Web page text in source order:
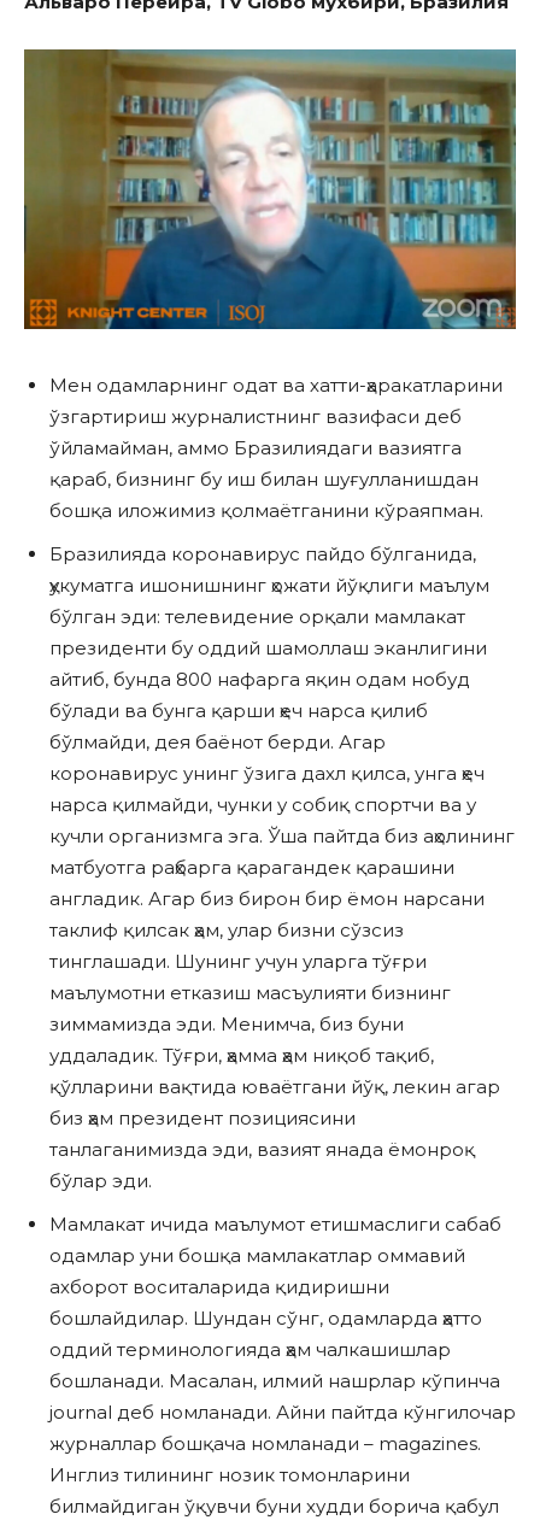
Мен одамларнинг одат ва хатти-ҳаракатларини
ўзгартириш журналистнинг вазифаси деб
ўйламайман, аммо Бразилиядаги вазиятга
қараб, бизнинг бу иш билан шуғулланишдан
бошқа иложимиз қолмаётганини кўраяпман.
Бразилияда коронавирус пайдо бўлганида,
ҳукуматга ишонишнинг ҳожати йўқлиги маълум
бўлган эди: телевидение орқали мамлакат
президенти бу оддий шамоллаш эканлигини
айтиб, бунда 800 нафарга яқин одам нобуд
бўлади ва бунга қарши ҳеч нарса қилиб
бўлмайди, дея баёнот берди. Агар
коронавирус унинг ўзига дахл қилса, унга ҳеч
нарса қилмайди, чунки у собиқ спортчи ва у
кучли организмга эга. Ўша пайтда биз аҳолининг
матбуотга раҳбарга қарагандек қарашини
англадик. Агар биз бирон бир ёмон нарсани
таклиф қилсак ҳам, улар бизни сўзсиз
тинглашади. Шунинг учун уларга тўғри
маълумотни етказиш масъулияти бизнинг
зиммамизда эди. Менимча, биз буни
уддаладик. Тўғри, ҳамма ҳам ниқоб тақиб,
қўлларини вақтида юваётгани йўқ, лекин агар
биз ҳам президент позициясини
танлаганимизда эди, вазият янада ёмонроқ
бўлар эди.
Мамлакат ичида маълумот етишмаслиги сабаб
одамлар уни бошқа мамлакатлар оммавий
ахборот воситаларида қидиришни
бошлайдилар. Шундан сўнг, одамларда ҳатто
оддий терминологияда ҳам чалкашишлар
бошланади. Масалан, илмий нашрлар кўпинча
journal деб номланади. Айни пайтда кўнгилочар
журналлар бошқача номланади – magazines.
Инглиз тилининг нозик томонларини
билмайдиган ўқувчи буни худди борича қабул